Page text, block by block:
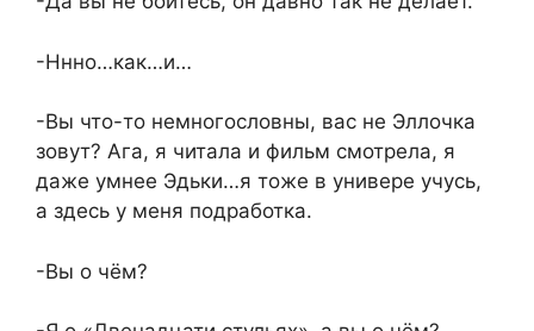
-Ннно…как…и…
-Вы что-то немногословны, вас не Эллочка
зовут? Ага, я читала и фильм смотрела, я
даже умнее Эдьки…я тоже в универе учусь,
а здесь у меня подработка.
-Вы о чём?